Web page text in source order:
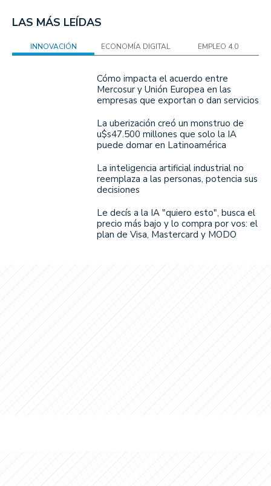
LAS MÁS LEÍDAS
INNOVACIÓN ECONOMÍA DIGITAL EMPLEO 4.0
Cómo impacta el acuerdo entre
Mercosur y Unión Europea en las
empresas que exportan o dan servicios
La uberización creó un monstruo de
u$s47.500 millones que solo la IA
puede domar en Latinoamérica
La inteligencia artificial industrial no
reemplaza a las personas, potencia sus
decisiones
Le decís a la IA "quiero esto", busca el
precio más bajo y lo compra por vos: el
plan de Visa, Mastercard y MODO